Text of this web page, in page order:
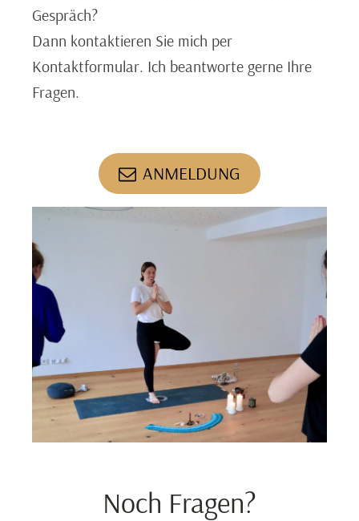
Gespräch?
Dann kontaktieren Sie mich per
Kontaktformular. Ich beantworte gerne Ihre
Fragen.
ANMELDUNG
Noch Fragen?